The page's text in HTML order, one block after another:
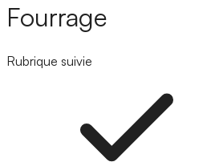
Fourrage
Rubrique suivie